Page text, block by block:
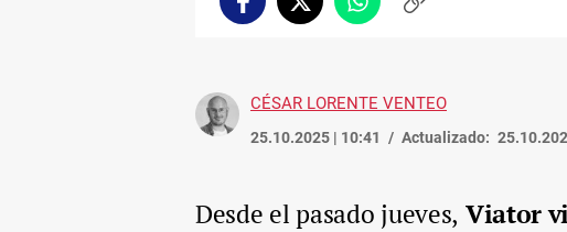
FacebookTwitterWhatsappCopiar
CÉSAR LORENTE VENTEO
25.10.2025 | 10:41 Actualizado:
Desde el pasado jueves, Viator